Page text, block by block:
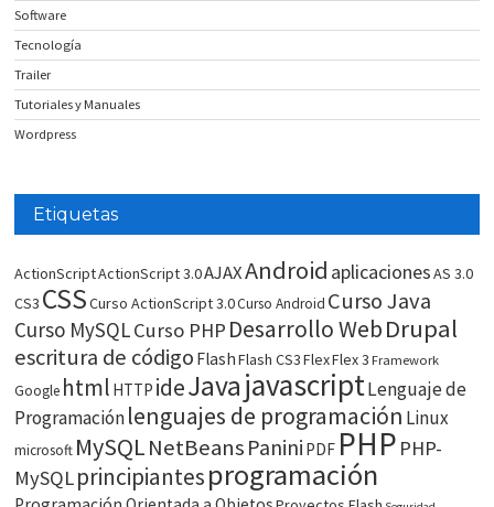
Software
Tecnología
Trailer
Tutoriales y Manuales
Wordpress
Etiquetas
ActionScriptActionScript 3.0AJAXAndroid aplicacionesAS 3.0
CS3 CSSCurso ActionScript 3.0Curso Android Curso Java
Curso MySQLCurso PHP Desarrollo WebDrupal
escritura de código FlashFlash CS3FlexFlex 3 Framework
Google html HTTP ideJavajavascriptLenguaje de
Programaciónlenguajes de programación Linux
microsoft MySQLNetBeans Panini PDF PHP PHP-
MySQLprincipiantesprogramación